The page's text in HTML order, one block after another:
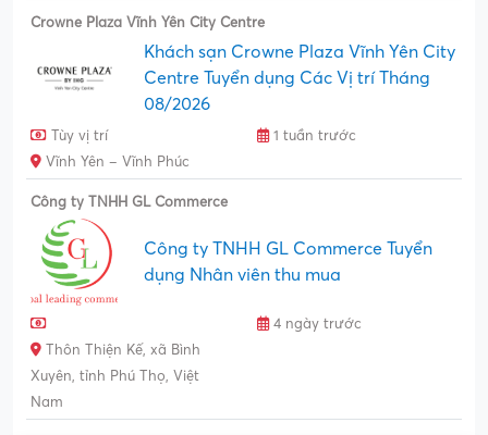
Crowne Plaza Vĩnh Yên City Centre
Khách sạn Crowne Plaza Vĩnh Yên City
Centre Tuyển dụng Các Vị trí Tháng
08/2026
Tùy vị trí
1 tuần trước
Vĩnh Yên – Vĩnh Phúc
Công ty TNHH GL Commerce
Công ty TNHH GL Commerce Tuyển
dụng Nhân viên thu mua
4 ngày trước
Thôn Thiện Kế, xã Bình
Xuyên, tỉnh Phú Thọ, Việt
Nam